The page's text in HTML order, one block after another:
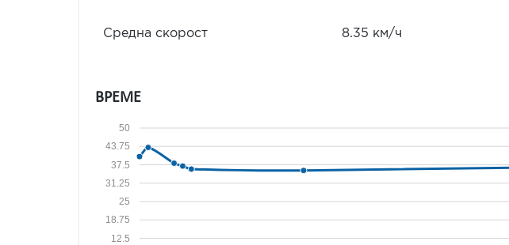
Средна скорост 8.35 км/ч
ВРЕМЕ
12.5
18.75
25
31.25
37.5
43.75
50